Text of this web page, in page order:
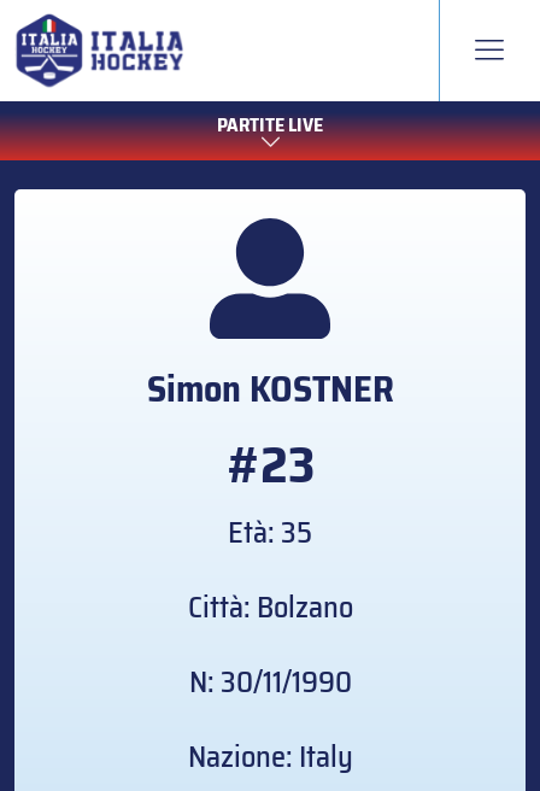
PARTITE LIVE
Simon KOSTNER
#23
Età: 35
Città: Bolzano
N: 30/11/1990
Nazione: Italy